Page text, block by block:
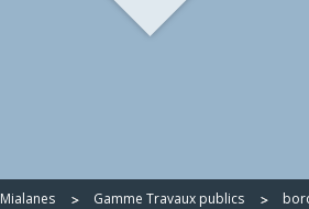
Mialanes Gamme Travaux publics